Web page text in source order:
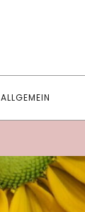
ALLGEMEIN